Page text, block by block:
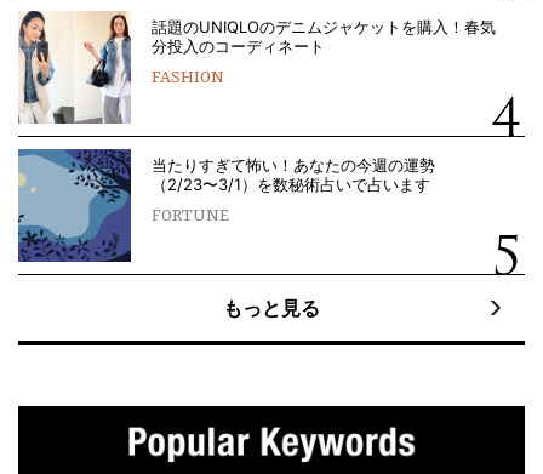
話題のUNIQLOのデニムジャケットを購入！春気
分投入のコーディネート
FASHION
当たりすぎて怖い！あなたの今週の運勢
（2/23〜3/1）を数秘術占いで占います
FORTUNE
もっと見る